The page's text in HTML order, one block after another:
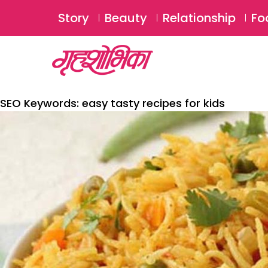
Story Beauty Relationship
SEO Keywords: easy tasty recipes for kids